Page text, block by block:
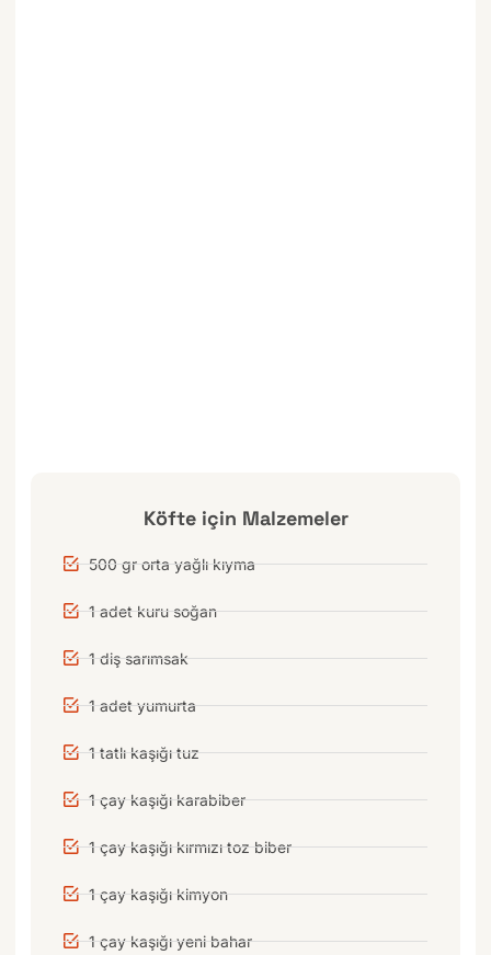
Köfte için Malzemeler
500 gr orta yağlı kıyma
1 adet kuru soğan
1 diş sarımsak
1 adet yumurta
1 tatlı kaşığı tuz
1 çay kaşığı karabiber
1 çay kaşığı kırmızı toz biber
1 çay kaşığı kimyon
1 çay kaşığı yeni bahar